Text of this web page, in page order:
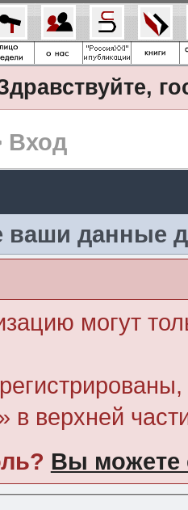
Вход
ваши данные
могут
в верхней
Вы можете